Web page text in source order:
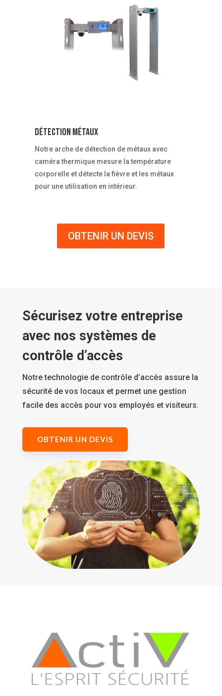
Détection métaux
Notre arche de détection de métaux avec
caméra thermique mesure la température
corporelle et détecte la fièvre et les métaux
pour une utilisation en intérieur.
OBTENIR UN DEVIS
Sécurisez votre entreprise
avec nos systèmes de
contrôle d’accès
Notre technologie de contrôle d’accès assure la
sécurité de vos locaux et permet une gestion
facile des accès pour vos employés et visiteurs.
OBTENIR UN DEVIS